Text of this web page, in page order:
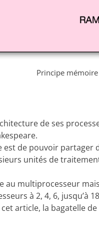
Principe mémoire
de ses
est de pouvoir
unités de
au multiprocesseur
à 2, 4, 6, jusqu’à
article, la bagatelle